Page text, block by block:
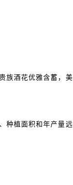
族酒花优雅含蓄，美
种植面积和年产量远